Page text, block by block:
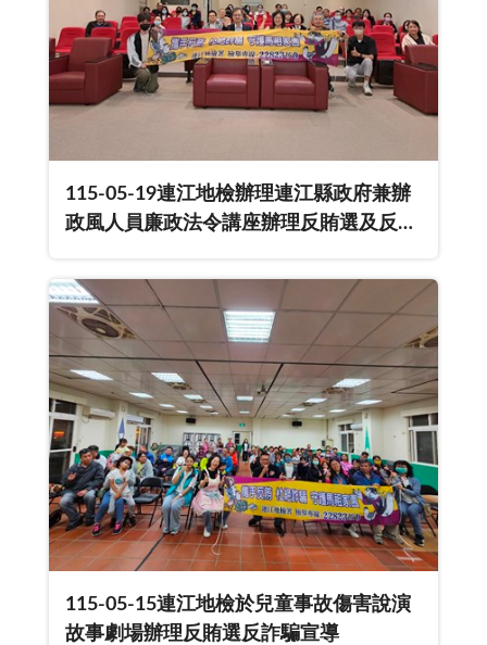
115-05-19連江地檢辦理連江縣政府兼辦
政風人員廉政法令講座辦理反賄選及反詐
115-05-15連江地檢於兒童事故傷害說演
故事劇場辦理反賄選反詐騙宣導